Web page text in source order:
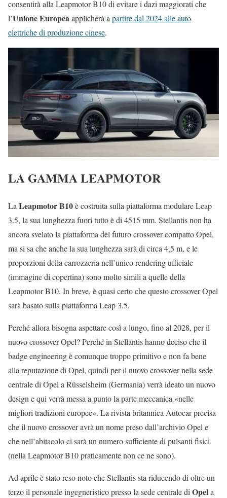
consentirà alla Leapmotor B10 di evitare i dazi maggiorati che
l’Unione Europeaapplicherà a partire dal 2024 alle auto
elettriche di produzione cinese.
LA GAMMA LEAPMOTOR
La Leapmotor B10è costruita sulla piattaforma modulare Leap
3.5, la sua lunghezza fuori tutto è di 4515 mm. Stellantis non ha
ancora svelato la piattaforma del futuro crossover compatto Opel,
ma si sa che anche la sua lunghezza sarà di circa 4,5 m, e le
proporzioni della carrozzeria nell’unico rendering ufficiale
(immagine di copertina) sono molto simili a quelle della
Leapmotor B10. In breve, è quasi certo che questo crossover Opel
sarà basato sulla piattaforma Leap 3.5.
Perché allora bisogna aspettare così a lungo, fino al 2028, per il
nuovo crossover Opel? Perché in Stellantis hanno deciso che il
badge engineering è comunque troppo primitivo e non fa bene
alla reputazione di Opel, quindi per il nuovo crossover nella sede
centrale di Opel a Rüsselsheim (Germania) verrà ideato un nuovo
design e qui verrà messa a punto la parte meccanica «nelle
migliori tradizioni europee». La rivista britannica Autocar precisa
che il nuovo crossover avrà un nome preso dall’archivio Opel e
che nell’abitacolo ci sarà un numero sufficiente di pulsanti fisici
(nella Leapmotor B10 praticamente non ce ne sono).
Ad aprile è stato reso noto che Stellantis sta riducendo di oltre un
terzo il personale ingegneristico presso la sede centrale di Opela